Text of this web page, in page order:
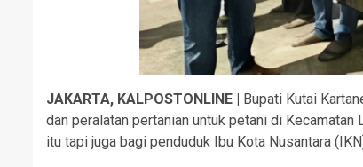
JAKARTA, KALPOSTONLINE | Bupati Kutai
dan peralatan pertanian untuk petani di
itu tapi juga bagi penduduk Ibu Kota Nusantara